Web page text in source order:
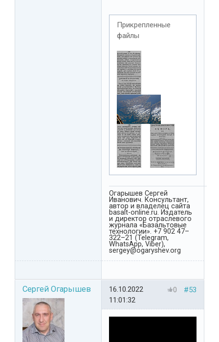
Прикрепленные
файлы
Огарышев Сергей
Иванович. Консультант,
автор и владелец сайта
basalt-online.ru. Издатель
и директор отраслевого
журнала «Базальтовые
технологии». +7 902 47–
322–21 (Telegram,
WhatsApp, Viber),
sergey@ogaryshev.org
Сергей Огарышев #53
0
16.10.2022
11:01:32